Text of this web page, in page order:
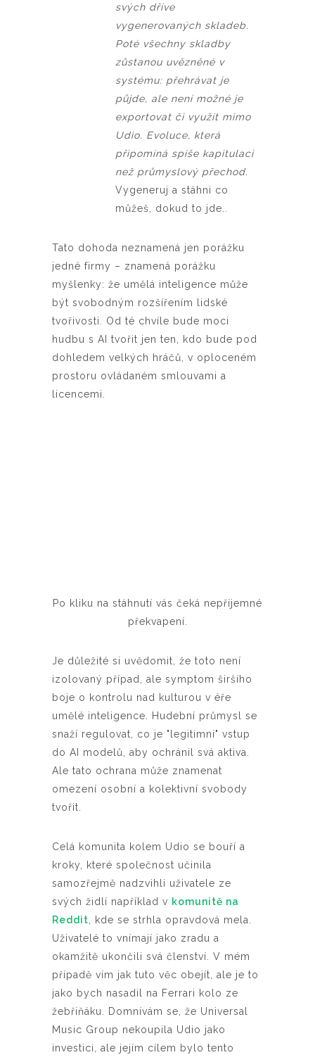
svých dříve
vygenerovaných skladeb.
Poté všechny skladby
zůstanou uvězněné v
systému: přehrávat je
půjde, ale není možné je
exportovat či využít mimo
Udio. Evoluce, která
připomíná spíše kapitulaci
než průmyslový přechod.
Vygeneruj a stáhni co
můžeš, dokud to jde..
Tato dohoda neznamená jen porážku
jedné firmy – znamená porážku
myšlenky: že umělá inteligence může
být svobodným rozšířením lidské
tvořivosti. Od té chvíle bude moci
hudbu s AI tvořit jen ten, kdo bude pod
dohledem velkých hráčů, v oploceném
prostoru ovládaném smlouvami a
licencemi.
Po kliku na stáhnutí vás čeká nepříjemné
překvapení.
Je důležité si uvědomit, že toto není
izolovaný případ, ale symptom širšího
boje o kontrolu nad kulturou v éře
umělé inteligence. Hudební průmysl se
snaží regulovat, co je "legitimní" vstup
do AI modelů, aby ochránil svá aktiva.
Ale tato ochrana může znamenat
omezení osobní a kolektivní svobody
tvořit.
Celá komunita kolem Udio se bouří a
kroky, které společnost učinila
samozřejmě nadzvihli uživatele ze
svých židlí například v komunitě na
Reddit , kde se strhla opravdová mela.
Uživatelé to vnímají jako zradu a
okamžitě ukončili svá členství. V mém
případě vím jak tuto věc obejít, ale je to
jako bych nasadil na Ferrari kolo ze
žebřiňáku. Domnívám se, že Universal
Music Group nekoupila Udio jako
investici, ale jejím cílem bylo tento